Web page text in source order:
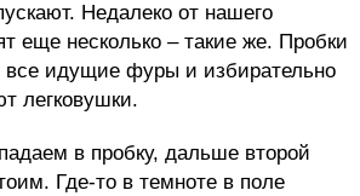
Недалеко от нашего
еще несколько – такие же. Пробки
все идущие фуры и избирательно
легковушки.
в пробку, дальше второй
Где-то в темноте в поле